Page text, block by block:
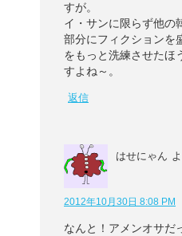
すが。
イ・サンに限らず他の
部分にフィクションを
をもっと洗練させたほ
すよね～。
返信
はせにゃん
2012年10月30日 8:08 PM
なんと！アメンオサだ